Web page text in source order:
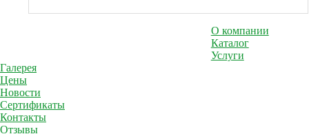
О компании
Каталог
Услуги
Галерея
Цены
Новости
Сертификаты
Контакты
Отзывы